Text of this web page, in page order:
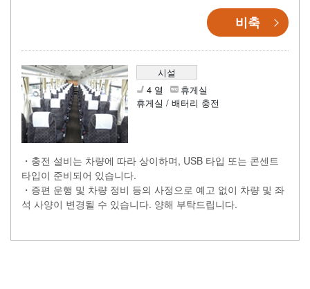
비축
시설
4 열
휴게실
휴게실 / 배터리 충전
・충전 설비는 차량에 따라 상이하며, USB 타입 또는 콘센트
타입이 준비되어 있습니다.
・증편 운행 및 차량 정비 등의 사정으로 예고 없이 차량 및 좌
석 사양이 변경될 수 있습니다. 양해 부탁드립니다.